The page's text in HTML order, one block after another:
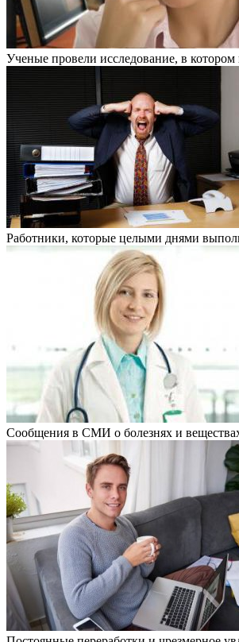
Ученые провели исследование, в
Работники, которые целыми днями
Сообщения в СМИ о болезнях и